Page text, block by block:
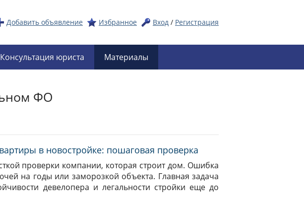
Добавить объявление Избранное Вход / Регистрация
Консультация юриста Материалы
ФО
в новостройке: пошаговая проверка
проверки компании, которая строит дом. Ошибка
на годы или заморозкой объекта. Главная задача
девелопера и легальности стройки еще до